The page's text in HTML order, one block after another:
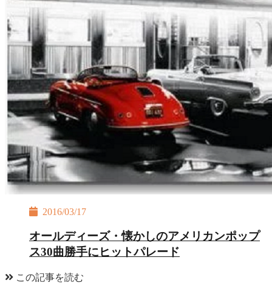
2016/03/17
オールディーズ・懐かしのアメリカンポップ
ス30曲勝手にヒットパレード
この記事を読む